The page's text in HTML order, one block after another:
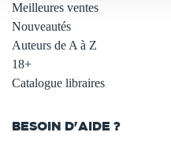
Meilleures ventes
Nouveautés
Auteurs de A à Z
18+
Catalogue libraires
BESOIN D'AIDE ?